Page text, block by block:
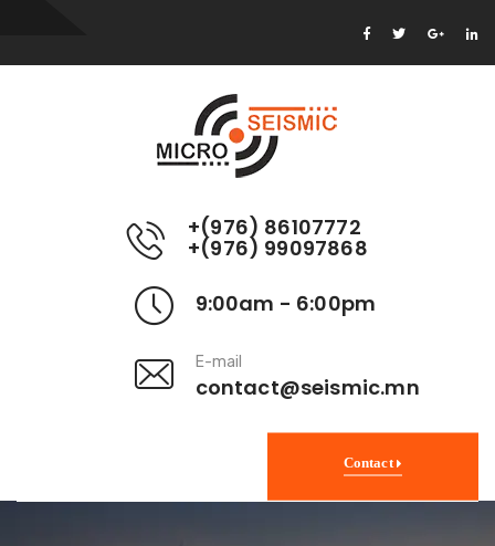
+(976) 86107772
+(976) 99097868
9:00am - 6:00pm
E-mail
contact@seismic.mn
Contact